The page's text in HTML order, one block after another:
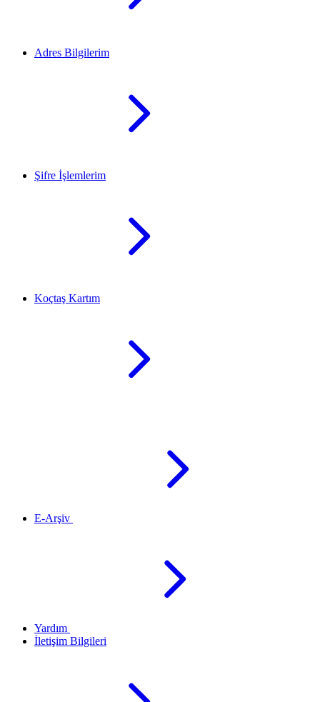
Adres Bilgilerim
Şifre İşlemlerim
Koçtaş Kartım
E-Arşiv
Yardım
İletişim Bilgileri